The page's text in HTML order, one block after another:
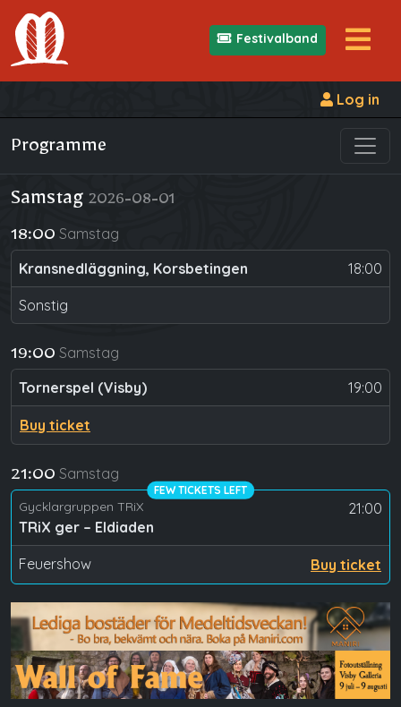
Festivalband
Log in
Programme
Samstag 2026-08-01
18:00 Samstag
18:00
Kransnedläggning, Korsbetingen
Sonstig
19:00 Samstag
19:00
Tornerspel (Visby)
Buy ticket
21:00 Samstag
21:00
Gycklargruppen TRiX
TRiX ger – Eldiaden
Feuershow Buy ticket
FEW TICKETS LEFT